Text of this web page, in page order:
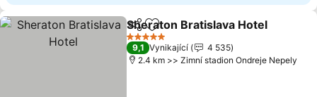
SdíletPřidat na seznam oblíbených
Sheraton Bratislava Hotel
5 Počet hvězdiček
9,1 Vynikající
4 535
2.4 km >> Zimní stadion Ondreje Nepely